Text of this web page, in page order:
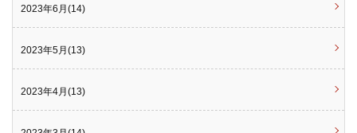
2023年6月(14)
2023年5月(13)
2023年4月(13)